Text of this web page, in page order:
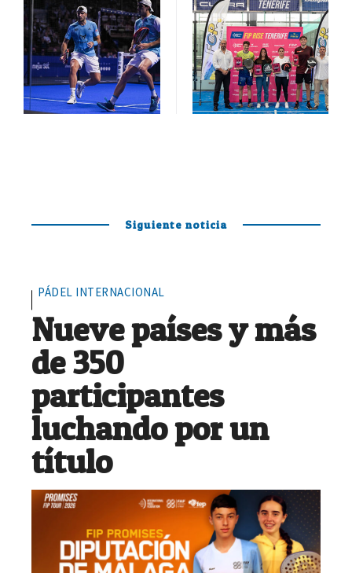
Siguiente noticia
PÁDEL INTERNACIONAL
Nueve países y más
de 350
participantes
luchando por un
título